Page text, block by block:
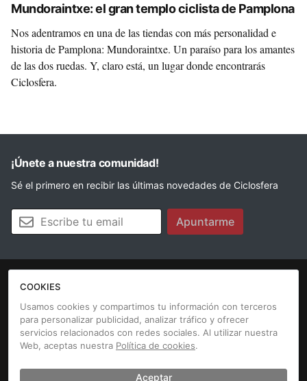
Mundoraintxe: el gran templo ciclista de Pamplona
Nos adentramos en una de las tiendas con más personalidad e
historia de Pamplona: Mundoraintxe. Un paraíso para los amantes
de las dos ruedas. Y, claro está, un lugar donde encontrarás
Ciclosfera.
¡Únete a nuestra comunidad!
Sé el primero en recibir las últimas novedades de Ciclosfera
Tu email Apuntarme
La revista
Aviso legal Política de cookies
COOKIES
Usamos cookies y compartimos tu información con terceros
para personalizar publicidad, analizar tráfico y ofrecer
servicios relacionados con redes sociales. Al utilizar nuestra
Web, aceptas nuestra Política de cookies.
Aceptar